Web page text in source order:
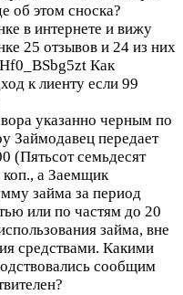
об этом сноска?
в интернете и вижу
25 отзывов и 24 из них
Как
к лиенту если 99
указанно черным по
Займодавец передает
(Пятьсот семьдесят
коп., а Заемщик
займа за период
или по частям до 20
займа, вне
средствами. Какими
сообщим